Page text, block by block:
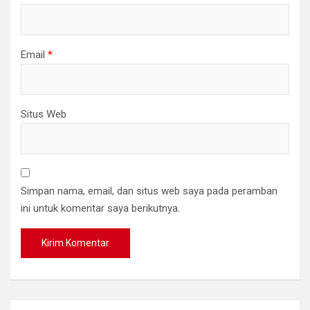
Email *
Situs Web
Simpan nama, email, dan situs web saya pada peramban
ini untuk komentar saya berikutnya.